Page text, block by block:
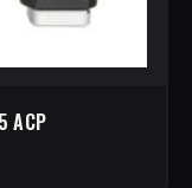
ACP